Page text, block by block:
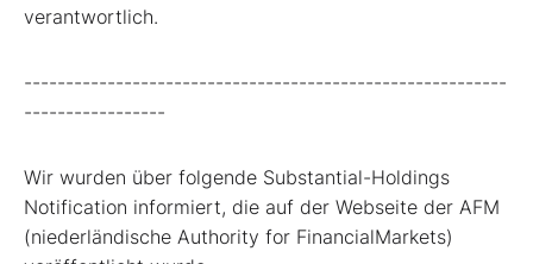
verantwortlich.
----------------------------------------------------------
-----------------
Wir wurden über folgende Substantial-Holdings
Notification informiert, die auf der Webseite der AFM
(niederländische Authority for FinancialMarkets)